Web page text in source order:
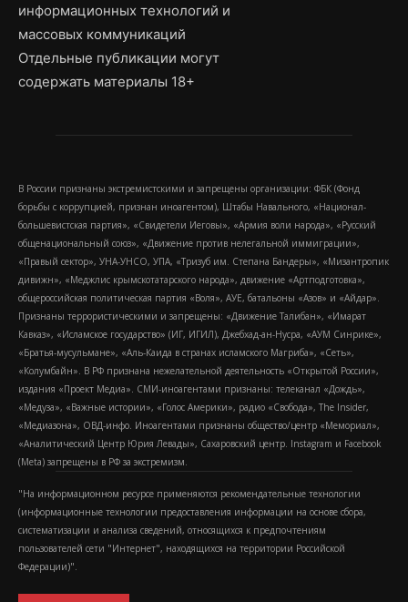
информационных технологий и
массовых коммуникаций
Отдельные публикации могут
содержать материалы 18+
В России признаны экстремистскими и запрещены организации: ФБК (Фонд
борьбы с коррупцией, признан иноагентом), Штабы Навального, «Национал-
большевистская партия», «Свидетели Иеговы», «Армия воли народа», «Русский
общенациональный союз», «Движение против нелегальной иммиграции»,
«Правый сектор», УНА-УНСО, УПА, «Тризуб им. Степана Бандеры», «Мизантропик
дивижн», «Меджлис крымскотатарского народа», движение «Артподготовка»,
общероссийская политическая партия «Воля», АУЕ, батальоны «Азов» и «Айдар».
Признаны террористическими и запрещены: «Движение Талибан», «Имарат
Кавказ», «Исламское государство» (ИГ, ИГИЛ), Джебхад-ан-Нусра, «АУМ Синрике»,
«Братья-мусульмане», «Аль-Каида в странах исламского Магриба», «Сеть»,
«Колумбайн». В РФ признана нежелательной деятельность «Открытой России»,
издания «Проект Медиа». СМИ-иноагентами признаны: телеканал «Дождь»,
«Медуза», «Важные истории», «Голос Америки», радио «Свобода», The Insider,
«Медиазона», ОВД-инфо. Иноагентами признаны общество/центр «Мемориал»,
«Аналитический Центр Юрия Левады», Сахаровский центр. Instagram и Facebook
(Metа) запрещены в РФ за экстремизм.
"На информационном ресурсе применяются рекомендательные технологии
(информационные технологии предоставления информации на основе сбора,
систематизации и анализа сведений, относящихся к предпочтениям
пользователей сети "Интернет", находящихся на территории Российской
Федерации)".